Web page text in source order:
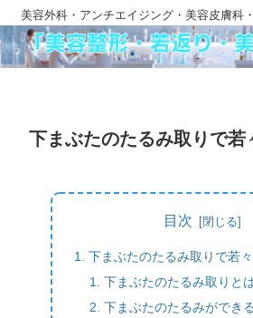
美容外科・アンチエイジング・美容皮膚科
下まぶたのたるみ取りで若
目次
下まぶたのたるみ取りで若
下まぶたのたるみ取りとは
下まぶたのたるみができ